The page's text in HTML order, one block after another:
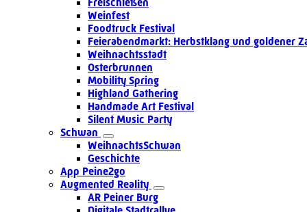
Weinfest
Foodtruck Festival
Feierabendmarkt: Herbstklang und goldener
Weihnachtsstadt
Osterbrunnen
Mobility Spring
Highland Gathering
Handmade Art Festival
Silent Music Party
Schwan
WeihnachtsSchwan
Geschichte
App Peine2go
Augmented Reality
AR Peiner Burg